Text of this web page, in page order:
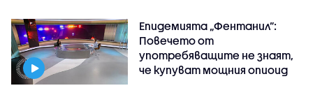
Епидемията „Фентанил”:
Повечето от
употребяващите не знаят,
че купуват мощния опиоид